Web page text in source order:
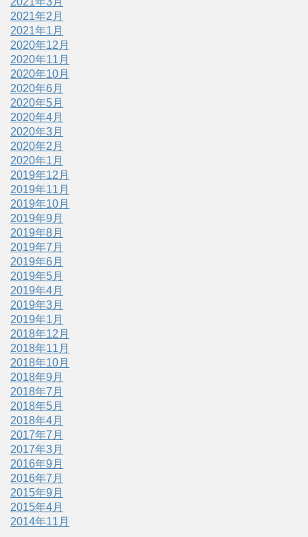
2021年2月
2021年1月
2020年12月
2020年11月
2020年10月
2020年6月
2020年5月
2020年4月
2020年3月
2020年2月
2020年1月
2019年12月
2019年11月
2019年10月
2019年9月
2019年8月
2019年7月
2019年6月
2019年5月
2019年4月
2019年3月
2019年1月
2018年12月
2018年11月
2018年10月
2018年9月
2018年7月
2018年5月
2018年4月
2017年7月
2017年3月
2016年9月
2016年7月
2015年9月
2015年4月
2014年11月